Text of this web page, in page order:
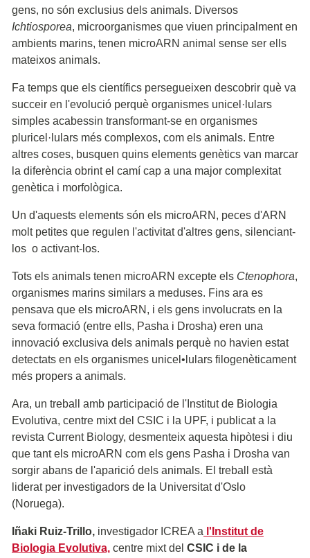
gens, no són exclusius dels animals. Diversos
Ichtiosporea, microorganismes que viuen principalment en
ambients marins, tenen microARN animal sense ser ells
mateixos animals.
Fa temps que els científics persegueixen descobrir què va
succeir en l'evolució perquè organismes unicel·lulars
simples acabessin transformant-se en organismes
pluricel·lulars més complexos, com els animals. Entre
altres coses, busquen quins elements genètics van marcar
la diferència obrint el camí cap a una major complexitat
genètica i morfològica.
Un d'aquests elements són els microARN, peces d'ARN
molt petites que regulen l'activitat d'altres gens, silenciant-
los o activant-los.
Tots els animals tenen microARN excepte els Ctenophora,
organismes marins similars a meduses. Fins ara es
pensava que els microARN, i els gens involucrats en la
seva formació (entre ells, Pasha i Drosha) eren una
innovació exclusiva dels animals perquè no havien estat
detectats en els organismes unicel•lulars filogenèticament
més propers a animals.
Ara, un treball amb participació de l'Institut de Biologia
Evolutiva, centre mixt del CSIC i la UPF, i publicat a la
revista Current Biology, desmenteix aquesta hipòtesi i diu
que tant els microARN com els gens Pasha i Drosha van
sorgir abans de l'aparició dels animals. El treball està
liderat per investigadors de la Universitat d'Oslo
(Noruega).
Iñaki Ruiz-Trillo, investigador ICREA a l'Institut de
Biologia Evolutiva, centre mixt del CSIC i de la